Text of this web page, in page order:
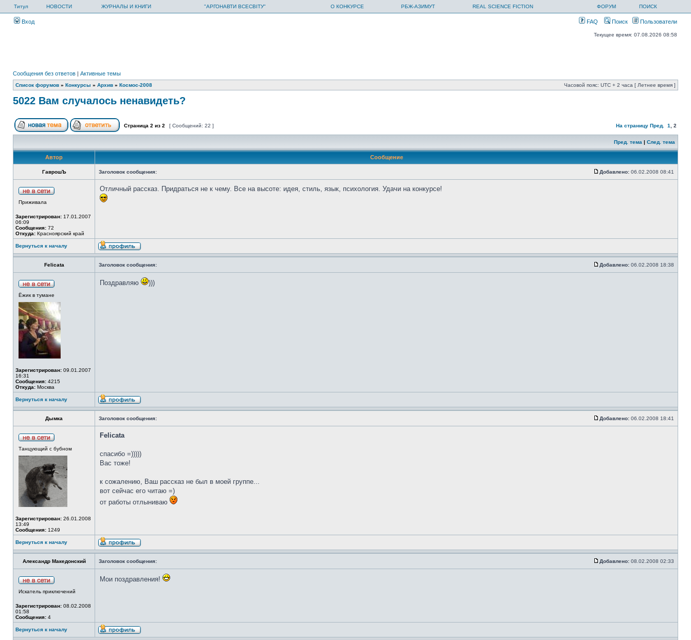
Титул НОВОСТИ ЖУРНАЛЫ И КНИГИ "АРГОНАВТИ ВСЕСВІТУ" О КОНКУРСЕ РБЖ-АЗИМУТ REAL SCIENCE FICTION ФОРУМ ПОИСК
Вход FAQ Поиск Пользователи
Текущее время: 07.08.2026 08:58
Сообщения без ответов | Активные темы
Список форумов » Конкурсы » Архив » Космос-2008 Часовой пояс: UTC + 2 часа [ Летнее время ]
5022 Вам случалось ненавидеть?
Страница 2 из 2 [ Сообщений: 22 ] На страницу Пред. 1 2
Пред. тема | След. тема
Автор Сообщение
ГаврошЪ Заголовок сообщения: Добавлено: 06.02.2008 08:41
Приживала
Зарегистрирован: 17.01.2007
06:09
Сообщения: 72
Откуда: Красноярский край
Отличный рассказ. Придраться не к чему. Все на высоте: идея, стиль, язык, психология. Удачи на конкурсе!
Вернуться к началу
Felicata Заголовок сообщения: Добавлено: 06.02.2008 18:38
Ёжик в тумане
Зарегистрирован: 09.01.2007
16:31
Сообщения: 4215
Откуда: Москва
Поздравляю )))
Вернуться к началу
Дымка Заголовок сообщения: Добавлено: 06.02.2008 18:41
Танцующий с бубном
Зарегистрирован: 26.01.2008
13:49
Сообщения: 1249
Felicata
спасибо =)))))
Вас тоже!
к сожалению, Ваш рассказ не был в моей группе...
вот сейчас его читаю =)
от работы отлыниваю
Вернуться к началу
Александр Македонский Заголовок сообщения: Добавлено: 08.02.2008 02:33
Искатель приключений
Зарегистрирован: 08.02.2008
01:58
Сообщения: 4
Мои поздравления!
Вернуться к началу